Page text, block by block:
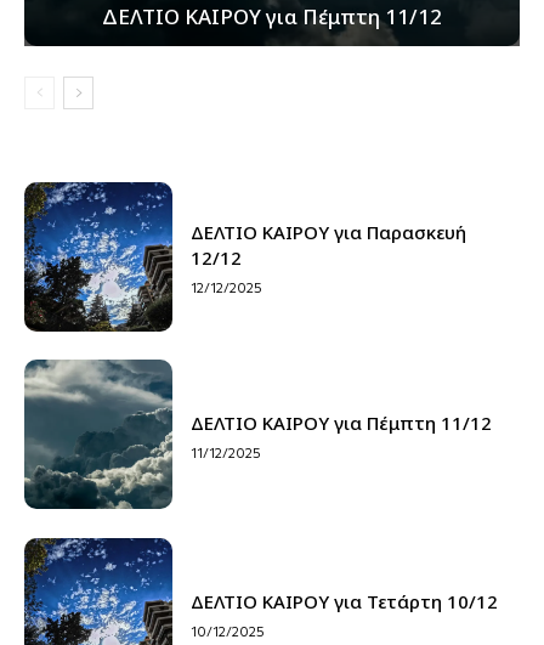
ΔΕΛΤΙΟ ΚΑΙΡΟΥ για Πέμπτη 11/12
ΔΕΛΤΙΟ ΚΑΙΡΟΥ για Παρασκευή
12/12
12/12/2025
ΔΕΛΤΙΟ ΚΑΙΡΟΥ για Πέμπτη 11/12
11/12/2025
ΔΕΛΤΙΟ ΚΑΙΡΟΥ για Τετάρτη 10/12
10/12/2025